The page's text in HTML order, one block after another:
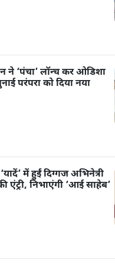
ने ‘पंचा’ लॉन्च कर ओडिशा
परंपरा को दिया नया
में हुईं दिग्गज अभिनेत्री
एंट्री, निभाएंगी ‘आई साहेब’